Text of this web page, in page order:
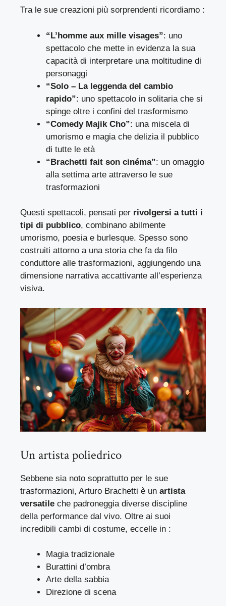
Tra le sue creazioni più sorprendenti ricordiamo :
“L’homme aux mille visages”: uno
spettacolo che mette in evidenza la sua
capacità di interpretare una moltitudine di
personaggi
“Solo – La leggenda del cambio
rapido”: uno spettacolo in solitaria che si
spinge oltre i confini del trasformismo
“Comedy Majik Cho”: una miscela di
umorismo e magia che delizia il pubblico
di tutte le età
“Brachetti fait son cinéma”: un omaggio
alla settima arte attraverso le sue
trasformazioni
Questi spettacoli, pensati per rivolgersi a tutti i
tipi di pubblico, combinano abilmente
umorismo, poesia e burlesque. Spesso sono
costruiti attorno a una storia che fa da filo
conduttore alle trasformazioni, aggiungendo una
dimensione narrativa accattivante all’esperienza
visiva.
Un artista poliedrico
Sebbene sia noto soprattutto per le sue
trasformazioni, Arturo Brachetti è un artista
versatile che padroneggia diverse discipline
della performance dal vivo. Oltre ai suoi
incredibili cambi di costume, eccelle in :
Magia tradizionale
Burattini d’ombra
Arte della sabbia
Direzione di scena